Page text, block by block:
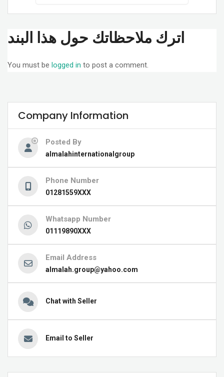
اترك ملاحظاتك حول هذا البند
You must be logged in to post a comment.
Company Information
Posted By
almalahinternationalgroup
Phone Number
01281559XXX
Whatsapp Number
01119890XXX
Email Address
almalah.group@yahoo.com
Chat with Seller
Email to Seller